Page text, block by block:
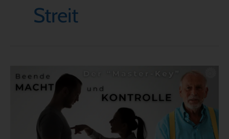
Streit
„Master
Key“
Macht